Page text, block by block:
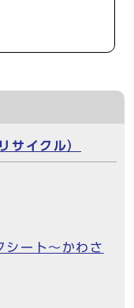
サイクル）
シート～かわさ